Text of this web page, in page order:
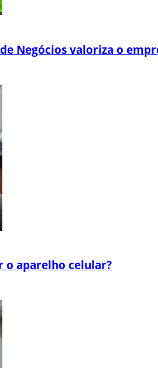
Negócios valoriza o
o aparelho celular?